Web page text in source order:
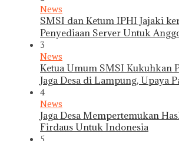
News
SMSI dan Ketum IPHI Jajaki
Penyediaan Server Untuk
3
News
Ketua Umum SMSI Kukuhkan
Jaga Desa di Lampung, Upaya
4
News
Jaga Desa Mempertemukan
Firdaus Untuk Indonesia
5